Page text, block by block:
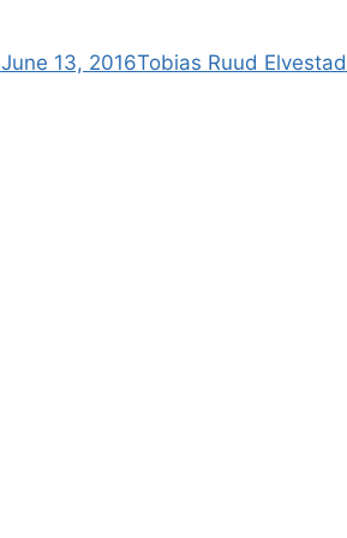
June 13, 2016Tobias Ruud Elvestad